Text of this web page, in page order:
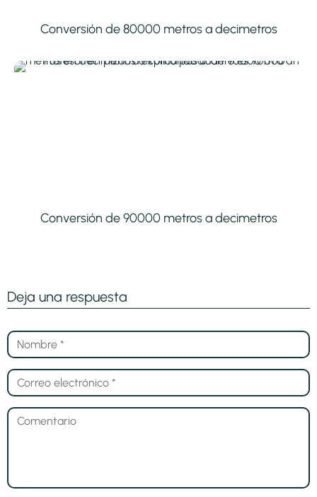
Conversión de 80000 metros a decimetros
Conversión de 90000 metros a decimetros
Deja una respuesta